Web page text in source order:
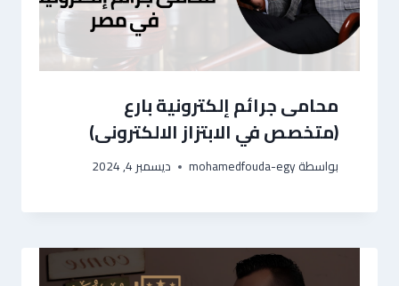
محامى جرائم إلكترونية بارع
(متخصص في الابتزاز الالكترونى)
بواسطةmohamedfouda-egy ديسمبر 4, 2024